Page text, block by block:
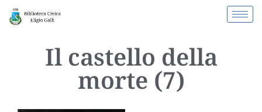
Il castello della
morte (7)